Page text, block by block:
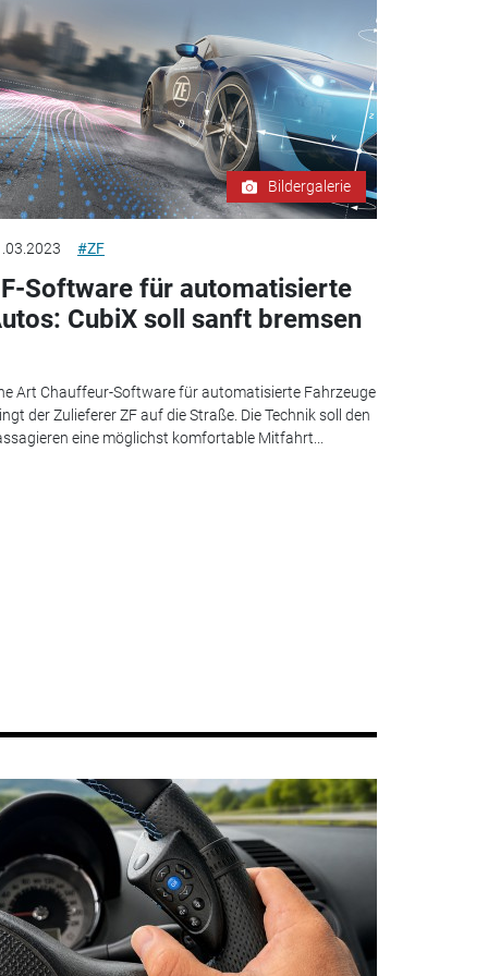
Bildergalerie
#ZF
Software für automatisierte
CubiX soll sanft bremsen
Art Chauffeur-Software für automatisierte Fahrzeuge
der Zulieferer ZF auf die Straße. Die Technik soll den
eine möglichst komfortable Mitfahrt...